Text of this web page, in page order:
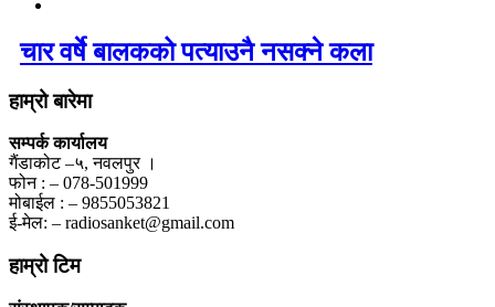
चार वर्षे बालकको पत्याउनै नसक्ने कला
हाम्रो बारेमा
सम्पर्क कार्यालय
गैंडाकोट –५, नवलपुर ।
फोन : – 078-501999
मोबाईल : – 9855053821
ई-मेल: – radiosanket@gmail.com
हाम्रो टिम